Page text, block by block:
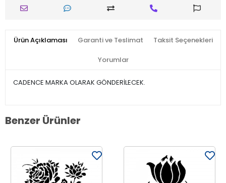
Ürün Açıklaması Garanti ve Teslimat Taksit Seçenekleri
Yorumlar
CADENCE MARKA OLARAK GÖNDERİLECEK.
Benzer Ürünler